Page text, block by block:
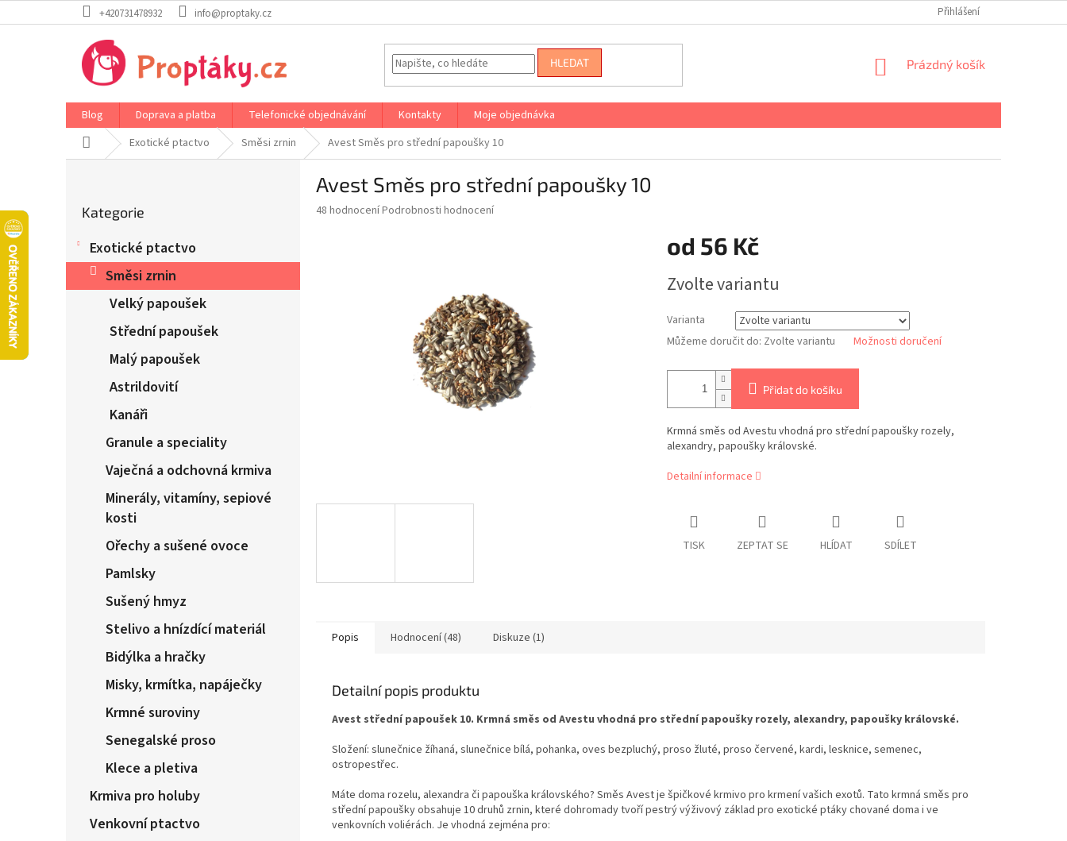
na
+420731478932 info@proptaky.cz Přihlášení
HLEDAT
NÁKUPNÍ
Prázdný košík
Blog Doprava a platba Telefonické objednávání Kontakty
Moje objednávka
Domů Exotické ptactvo Směsi zrnin Avest Směs pro střední papoušky 10
n
kategorie
Kategorie
Exotické ptactvo
Směsi zrnin
Velký papoušek
Střední papoušek
Malý papoušek
Astrildovití
Kanáři
Granule a speciality
Vaječná a odchovná krmiva
Minerály, vitamíny, sepiové
kosti
Ořechy a sušené ovoce
Pamlsky
Sušený hmyz
Stelivo a hnízdící materiál
Bidýlka a hračky
Misky, krmítka, napáječky
Krmné suroviny
Senegalské proso
Klece a pletiva
Krmiva pro holuby
Venkovní ptactvo
Avest Směs pro střední papoušky 10
Průměrné
48 hodnoceníPodrobnosti hodnocení
od 56 Kč
cena:
Zvolte variantu
Varianta
Můžeme doručit do: Zvolte variantu Možnosti doručení
Přidat do košíku
Krmná směs od Avestu vhodná pro střední papoušky rozely,
alexandry, papoušky královské.
Detailní informace
TISK ZEPTAT SE HLÍDAT SDÍLET
Popis Hodnocení (48) Diskuze (1)
Detailní popis produktu
Avest střední papoušek 10. Krmná směs od Avestu vhodná pro střední papoušky rozely, alexandry, papoušky královské.
Složení: slunečnice žíhaná, slunečnice bílá, pohanka, oves bezpluchý, proso žluté, proso červené, kardi, lesknice, semenec,
ostropestřec.
Máte doma rozelu, alexandra či papouška královského? Směs Avest je špičkové krmivo pro krmení vašich exotů. Tato krmná směs pro
střední papoušky obsahuje 10 druhů zrnin, které dohromady tvoří pestrý výživový základ pro exotické ptáky chované doma i ve
venkovních voliérách. Je vhodná zejména pro: